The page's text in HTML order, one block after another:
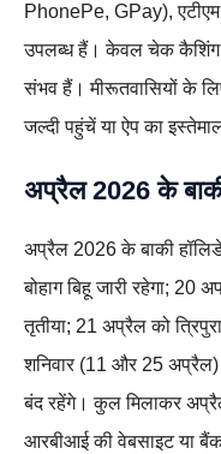
PhonePe, GPay),
उपलब्ध हैं। केवल चेक कैशिंग
संभव हैं। मीरूतवासियों के
जल्दी पहुंचें या ऐप का
अप्रैल 2026 के
अप्रैल 2026 के बाकी
बोहाग बिहू जारी रहेगा; 20
तृतीया; 21 अप्रैल को
शनिवार (11 और 25 अप्रैल)
बंद रहेंगे। कुल मिलाकर
आरबीआई की वेबसाइट या